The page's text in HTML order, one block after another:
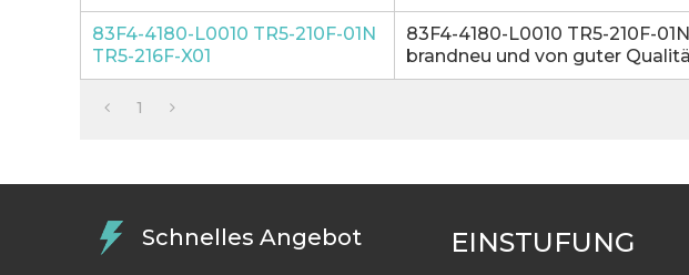
83F4-4180-L0010 TR5-210F-01N
TR5-216F-X01
83F4-4180-L0010 TR5-210F-
brandneu und von guter
1
Schnelles Angebot EINSTUFUNG